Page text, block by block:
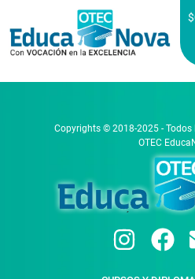
$
Copyrights © 2018-2025 - Todos
OTEC